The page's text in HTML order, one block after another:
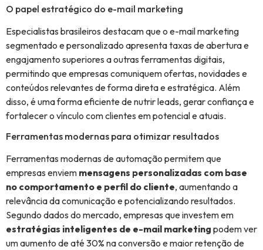
O papel estratégico do e-mail marketing
Especialistas brasileiros destacam que o e-mail marketing
segmentado e personalizado apresenta taxas de abertura e
engajamento superiores a outras ferramentas digitais,
permitindo que empresas comuniquem ofertas, novidades e
conteúdos relevantes de forma direta e estratégica. Além
disso, é uma forma eficiente de nutrir leads, gerar confiança e
fortalecer o vínculo com clientes em potencial e atuais.
Ferramentas modernas para otimizar resultados
Ferramentas modernas de automação permitem que
empresas enviem mensagens personalizadas com base
no comportamento e perfil do cliente, aumentando a
relevância da comunicação e potencializando resultados.
Segundo dados do mercado, empresas que investem em
estratégias inteligentes de e-mail marketing podem ver
um aumento de até 30% na conversão e maior retenção de